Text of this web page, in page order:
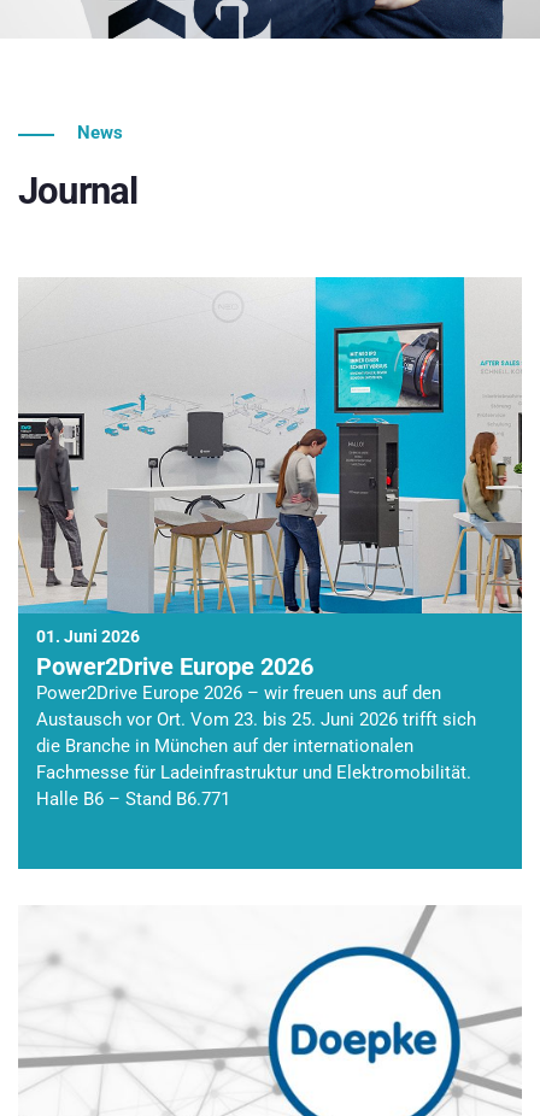
News
Journal
01. Juni 2026
Power2Drive Europe 2026
Power2Drive Europe 2026 – wir freuen uns auf den
Austausch vor Ort. Vom 23. bis 25. Juni 2026 trifft sich
die Branche in München auf der internationalen
Fachmesse für Ladeinfrastruktur und Elektromobilität.
Halle B6 – Stand B6.771